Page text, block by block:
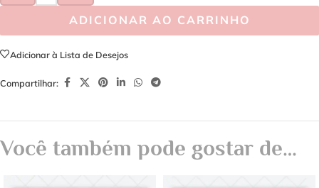
ADICIONAR AO CARRINHO
Adicionar à Lista de Desejos
Compartilhar:
Você também pode gostar de…